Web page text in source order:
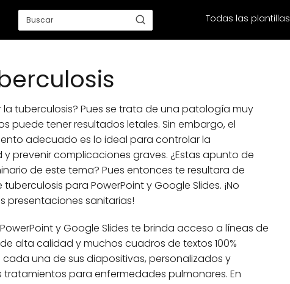
Todas las plantillas
tuberculosis? Pues se trata de una patología muy
puede tener resultados letales. Sin embargo, el
adecuado es lo ideal para controlar la
prevenir complicaciones graves. ¿Estas apunto de
de este tema? Pues entonces te resultara de
para PowerPoint y Google Slides. ¡No
presentaciones sanitarias!
y Google Slides te brinda acceso a líneas de
alta calidad y muchos cuadros de textos 100%
una de sus diapositivas, personalizados y
para enfermedades pulmonares. En